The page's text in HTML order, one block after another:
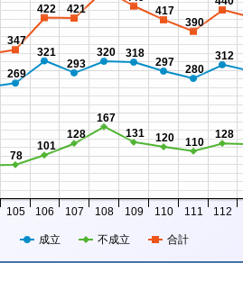
269
321
293
320 318
297
280
312
78
101
128
167
131
120 110
128
347
422 421
417
390
成立 不成立 合計
105 106 107 108 109 110 111 112